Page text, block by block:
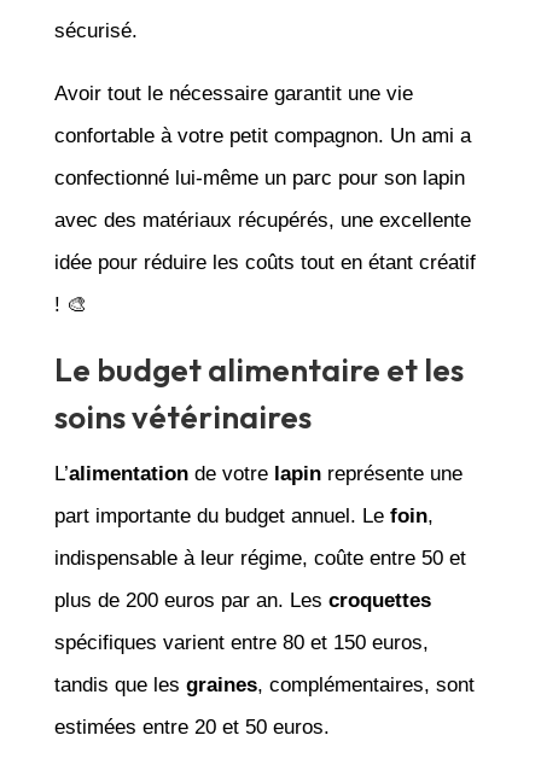
sécurisé.
Avoir tout le nécessaire garantit une vie
confortable à votre petit compagnon. Un ami a
confectionné lui-même un parc pour son lapin
avec des matériaux récupérés, une excellente
idée pour réduire les coûts tout en étant créatif
! 🎨
Le budget alimentaire et les
soins vétérinaires
L’alimentationde votre lapinreprésente une
part importante du budget annuel. Le foin,
indispensable à leur régime, coûte entre 50 et
plus de 200 euros par an. Les croquettes
spécifiques varient entre 80 et 150 euros,
tandis que les graines, complémentaires, sont
estimées entre 20 et 50 euros.